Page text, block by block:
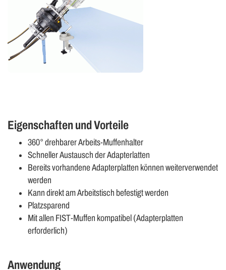
Eigenschaften und Vorteile
360° drehbarer Arbeits-Muffenhalter
Schneller Austausch der Adapterlatten
Bereits vorhandene Adapterplatten können weiterverwendet
werden
Kann direkt am Arbeitstisch befestigt werden
Platzsparend
Mit allen FIST-Muffen kompatibel (Adapterplatten
erforderlich)
Anwendung